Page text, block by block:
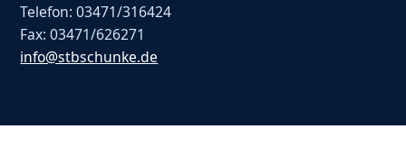
Telefon: 03471/316424
Fax: 03471/626271
info@stbschunke.de